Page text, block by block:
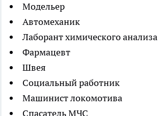
Модельер
Автомеханик
Лаборант химического анализа
Фармацевт
Швея
Социальный работник
Машинист локомотива
Спасатель МЧС